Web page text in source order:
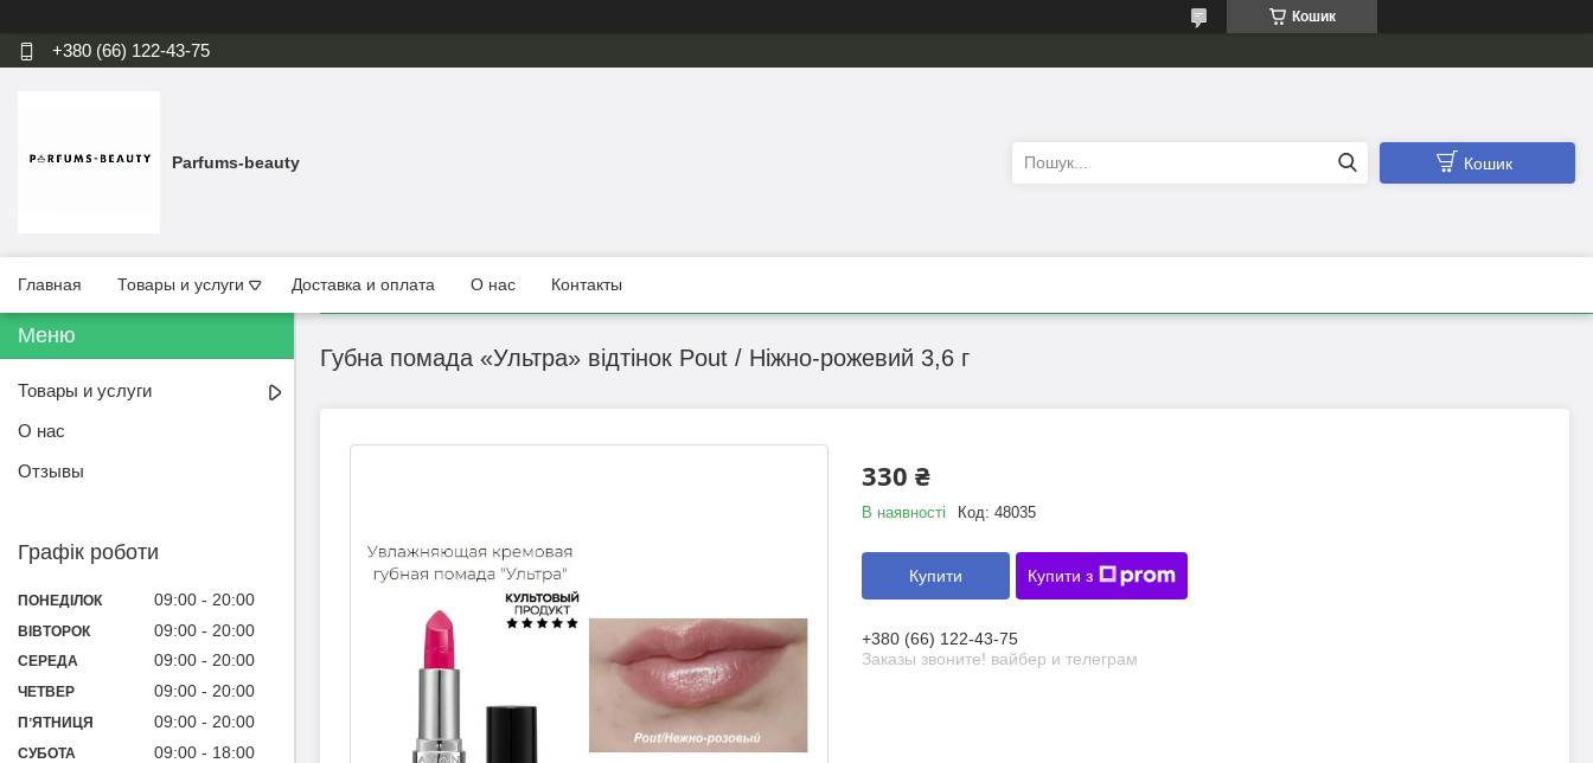
Кошик
+380 (66) 122-43-75
Parfums-beauty Кошик
Главная Товары и услуги Доставка и оплата О нас Контакты
Губна помада «Ультра» відтінок Pout / Ніжно-рожевий 3,6 г
330 ₴
В наявності Код: 48035
Купити Купити з
+380 (66) 122-43-75
Заказы звоните! вайбер и телеграм
Товары и услуги
О нас
Отзывы
Графік роботи
ПОНЕДІЛОК 09:00 20:00
ВІВТОРОК 09:00 20:00
СЕРЕДА 09:00 20:00
ЧЕТВЕР 09:00 20:00
ПʼЯТНИЦЯ 09:00 20:00
СУБОТА 09:00 18:00